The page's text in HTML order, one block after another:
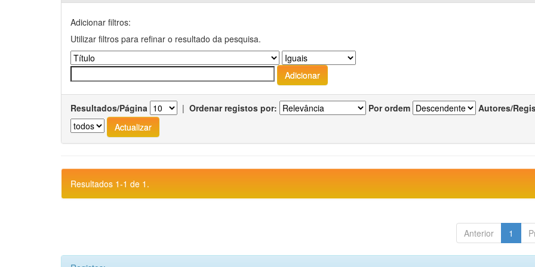
Adicionar filtros:
Utilizar filtros para refinar o resultado da pesquisa.
Resultados/Página | Ordenar registos por: Por ordem Autores/
Resultados 1-1 de 1.
Anterior 1